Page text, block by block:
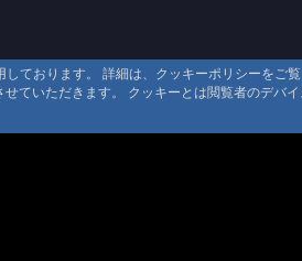
ております。 詳細は、クッキーポリシーを
ていただきます。 クッキーとは閲覧者のデバイ